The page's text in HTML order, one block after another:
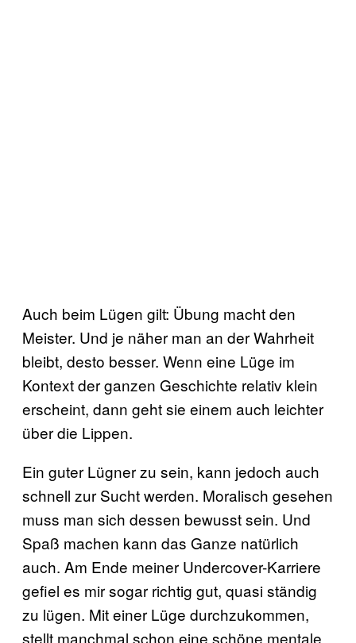
Auch beim Lügen gilt: Übung macht den
Meister. Und je näher man an der Wahrheit
bleibt, desto besser. Wenn eine Lüge im
Kontext der ganzen Geschichte relativ klein
erscheint, dann geht sie einem auch leichter
über die Lippen.
Ein guter Lügner zu sein, kann jedoch auch
schnell zur Sucht werden. Moralisch gesehen
muss man sich dessen bewusst sein. Und
Spaß machen kann das Ganze natürlich
auch. Am Ende meiner Undercover-Karriere
gefiel es mir sogar richtig gut, quasi ständig
zu lügen. Mit einer Lüge durchzukommen,
stellt manchmal schon eine schöne mentale